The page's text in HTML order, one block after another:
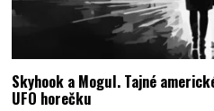
Skyhook a Mogul. Tajné
UFO horečku